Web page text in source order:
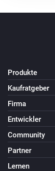
Produkte
Kaufratgeber
Firma
Entwickler
Community
Partner
Lernen